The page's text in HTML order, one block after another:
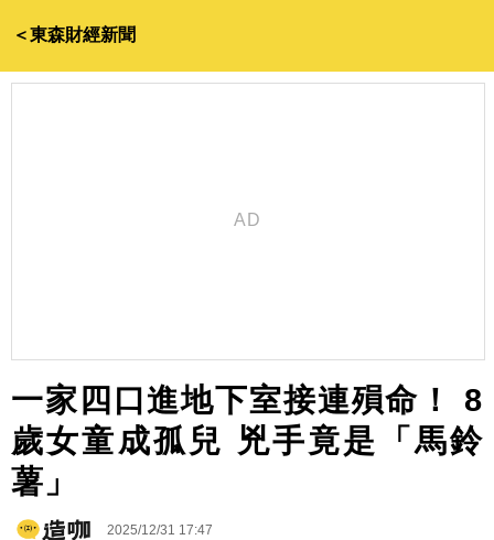
＜東森財經新聞
一家四口進地下室接連殞命！ 8
歲女童成孤兒 兇手竟是「馬鈴
薯」
2025/12/31 17:47